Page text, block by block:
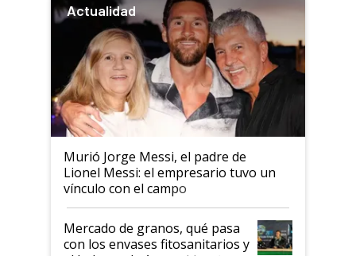
Actualidad
Murió Jorge Messi, el padre de
Lionel Messi: el empresario tuvo un
vínculo con el campo
Mercado de granos, qué pasa
con los envases fitosanitarios y